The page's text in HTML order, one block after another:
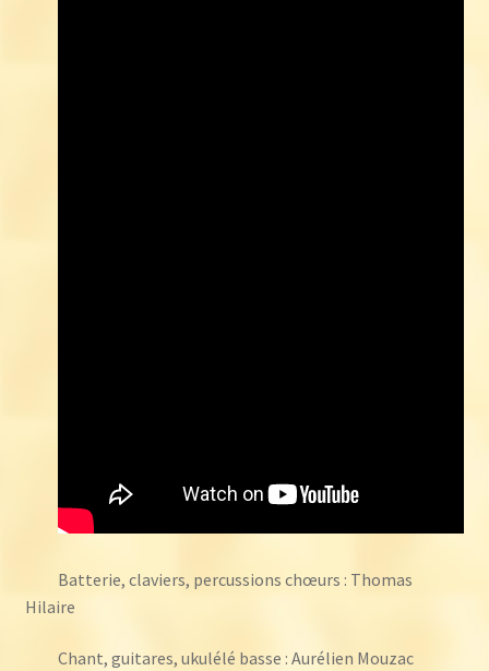
Batterie, claviers, percussions chœurs : Thomas
Hilaire
Chant, guitares, ukulélé basse : Aurélien Mouzac